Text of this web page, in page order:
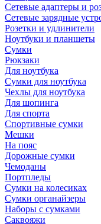
Сетевые адаптеры и
Сетевые зарядные
Розетки и удлинители
Ноутбуки и планшеты
Сумки
Рюкзаки
Для ноутбука
Сумки для ноутбука
Чехлы для ноутбука
Для шопинга
Для спорта
Спортивные сумки
Мешки
На пояс
Дорожные сумки
Чемоданы
Портпледы
Сумки на колесиках
Сумки органайзеры
Наборы с сумками
Саквояжи